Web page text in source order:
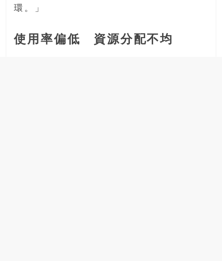
環。」
使用率偏低 資源分配不均